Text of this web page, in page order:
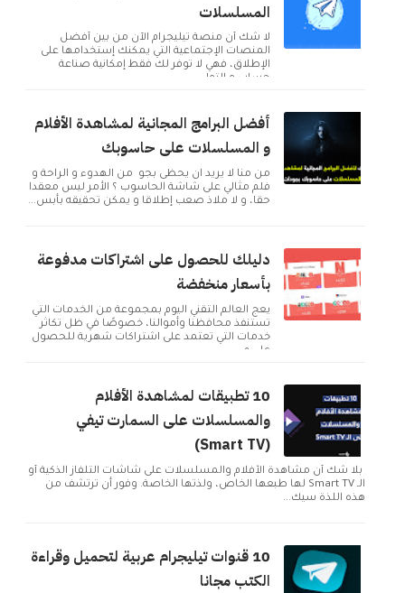
المسلسلات
لا شك أن منصة تيليجرام الآن من بين أفضل
المنصات الإجتماعية التي يمكنك إستخدامها على
الإطلاق، فهي لا توفر لك فقط إمكانية صناعة
حساب و التوا...
أفضل البرامج المجانية لمشاهدة الأفلام
و المسلسلات على حاسوبك
من منا لا يريد ان يحظى بجو من الهدوء و الراحة و
فلم مثالي على شاشة الحاسوب ؟ الأمر ليس معقدا
حقا، و لا ملاذ صعب إطلاقا و يمكن تحقيقه بأبس...
دليلك للحصول على اشتراكات مدفوعة
بأسعار منخفضة
يعج العالم التقني اليوم بمجموعة من الخدمات التي
تستنفذ محافظنا وأموالنا، خصوصًا في ظل تكاثر
خدمات التي تعتمد على اشتراكات شهرية للحصول
على م...
10 تطبيقات لمشاهدة الأفلام
والمسلسلات على السمارت تيفي
(Smart TV)
بلا شك أن مشاهدة الأفلام والمسلسلات على شاشات التلفاز الذكية أو
الـ Smart TV لها طبعها الخاص، ولذتها الخاصة. وفور أن ترتشف من
هذه اللذة سيك...
10 قنوات تيليجرام عربية لتحميل وقراءة
الكتب مجانا